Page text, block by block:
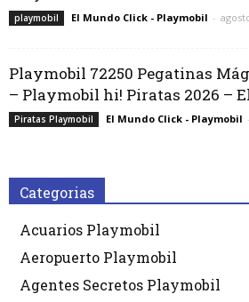
playmobil El Mundo Click - Playmobil -
Playmobil 72250 Pegatinas
– Playmobil hi! Piratas 2026 –
Piratas Playmobil El Mundo Click - Playmobil -
Categorias
Acuarios Playmobil
Aeropuerto Playmobil
Agentes Secretos Playmobil